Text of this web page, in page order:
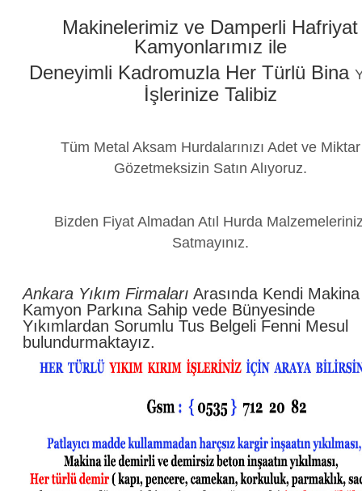
Makinelerimiz ve Damperli Hafriyat
Kamyonlarımız ile
Deneyimli Kadromuzla Her Türlü Bina
İşlerinize Talibiz
Tüm Metal Aksam Hurdalarınızı Adet ve Miktar
Gözetmeksizin Satın Alıyoruz.
Bizden Fiyat Almadan Atıl Hurda
Satmayınız.
Ankara Yıkım Firmaları Arasında Kendi
Kamyon Parkına Sahip vede Bünyesinde
Yıkımlardan Sorumlu Tus Belgeli Fenni Mesul
bulundurmaktayız.